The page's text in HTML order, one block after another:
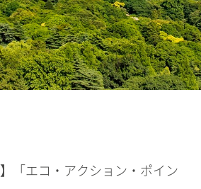
ニュース
お問い合わせ
「エコ・アクション・ポイン